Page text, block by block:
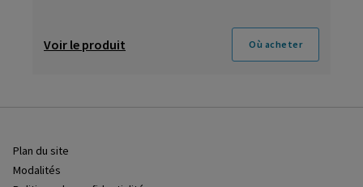
Voir le produit Où acheter
Plan du site
Modalités